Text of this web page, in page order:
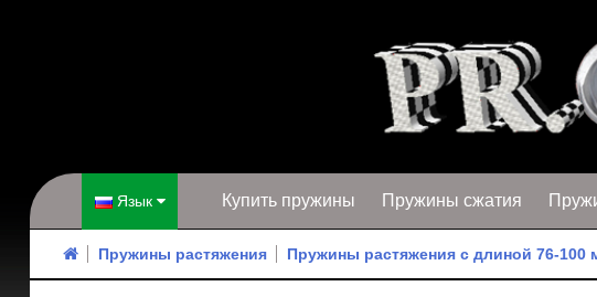
Купить пружины Пружины сжатия
Язык
Пружины растяжения Пружины растяжения с длиной 76-100